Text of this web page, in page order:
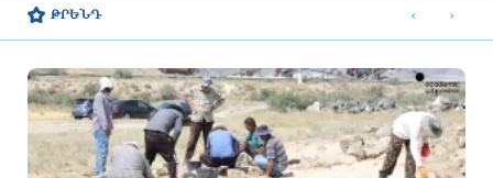
արտադրամասի գործունեությունը՝
սանիտարական խախտումների
4 ժամ առաջ
Հայաստան. դեսպան Մկրտչյան
3 ժամ առաջ
ԹՐԵՆԴ ‹ ›